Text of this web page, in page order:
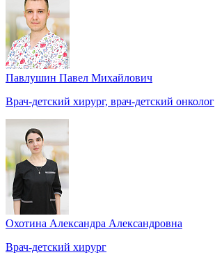
Павлушин Павел Михайлович
Врач-детский хирург, врач-детский онколог
Охотина Александра Александровна
Врач-детский хирург